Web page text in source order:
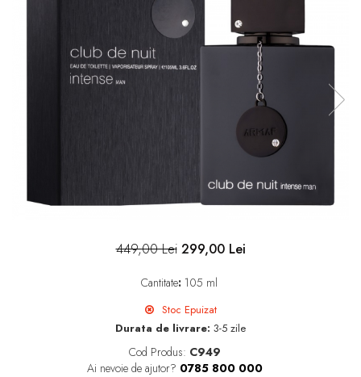
449,00 Lei 299,00 Lei
Cantitate: 105 ml
Stoc Epuizat
Durata de livrare: 3-5 zile
Cod Produs: C949
Ai nevoie de ajutor? 0785 800 000